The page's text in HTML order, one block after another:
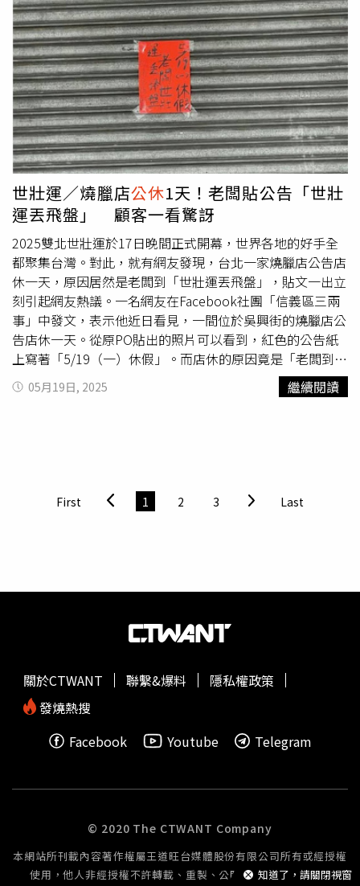
也能帶著作品參加，到2023年以《本日公休》拿下台北電
影獎最佳男配角獎、2024年獲選非常演員並擔任典禮頒獎
人，很感謝台北電影節照顧。這次擔任台北電影節副牌設
計，他以女兒名子中的「月」字部首發想，描繪出「九大行
星」與「月球」的正片和負片版本，傳達視角不同而帶出的
宏觀宇宙。他在毛巾上畫出閃耀的行星，模擬從太空艙內窗
戶往外看的光景；咖啡包和保溫袋上，則分別表現正片與負
片的行星與銀河。中筒襪以黑白倒置的設計，細膩處理月球
表面紋理，兩隻襪子看似不同，其實是同顆月球；T恤中的
月球則同時蘊涵著正、負片的呈現，在不同角度的觀賞中，
探索出各種可能。2025台北電影節將於6月20日至7月5日在
臺北市中山堂、信義威秀影城、光點華山電影館舉辦。
世壯運／燒臘店公休1天！老闆貼公告「世壯
運丟飛盤」 顧客一看驚訝
2025雙北世壯運於17日晚間正式開幕，世界各地的好手全
都聚集台灣。對此，就有網友發現，台北一家燒臘店公告店
休一天，原因居然是老闆到「世壯運丟飛盤」，貼文一出立
刻引起網友熱議。一名網友在Facebook社團「信義區三兩
事」中發文，表示他近日看見，一間位於吳興街的燒臘店公
告店休一天。從原PO貼出的照片可以看到，紅色的公告紙
上寫著「5/19（一）休假」。而店休的原因竟是「老闆到世
壯運丟飛盤」，讓他看了直呼「老闆加油！」貼文一出立刻
引發網友討論，紛紛留言表示「老闆加油！為台灣爭光」、
05月19日, 2025 繼續閱讀
First 1 2 3 Last
知道了，請關閉視窗
關於CTWANT 聯繫&爆料
隱私權政策
發燒熱搜
Facebook
Youtube Telegram
© 2020 The CTWANT Company
本網站所刊載內容著作權屬王道旺台媒體股份有限公司所有或經授權
使用，他人非經授權不許轉載、重製、公開播送或公開傳輸。